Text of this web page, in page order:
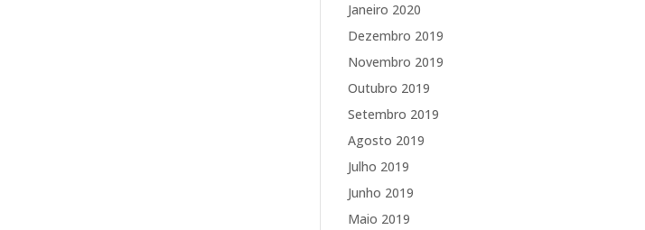
Janeiro 2020
Dezembro 2019
Novembro 2019
Outubro 2019
Setembro 2019
Agosto 2019
Julho 2019
Junho 2019
Maio 2019